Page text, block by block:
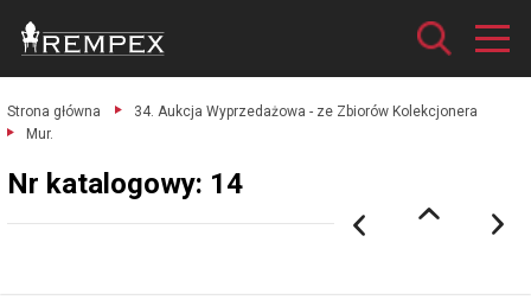
Strona główna
34. Aukcja Wyprzedażowa - ze Zbiorów Kolekcjonera
Mur.
Nr katalogowy: 14